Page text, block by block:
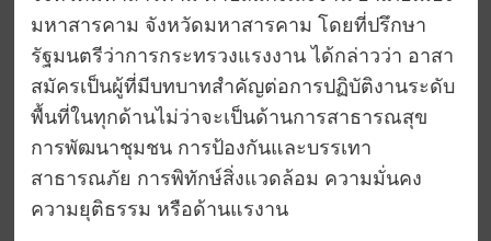
มหาสารคาม จังหวัดมหาสารคาม โดยที่ปรึกษา
รัฐมนตรีว่าการกระทรวงแรงงาน ได้กล่าวว่า อาสา
สมัครเป็นผู้ที่มีบทบาทสำคัญต่อการปฏิบัติงานระดับ
พื้นที่ในทุกด้านไม่ว่าจะเป็นด้านการสาธารณสุข
การพัฒนาชุมชน การป้องกันและบรรเทา
สาธารณภัย การพิทักษ์สิ่งแวดล้อม ความมั่นคง
ความยุติธรรม หรือด้านแรงาน